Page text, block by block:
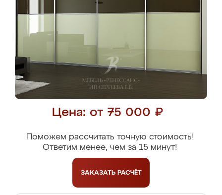
Цена: от 75 000 ₽
Поможем рассчитать точную стоимость!
Ответим менее, чем за 15 минут!
ЗАКАЗАТЬ РАСЧЁТ